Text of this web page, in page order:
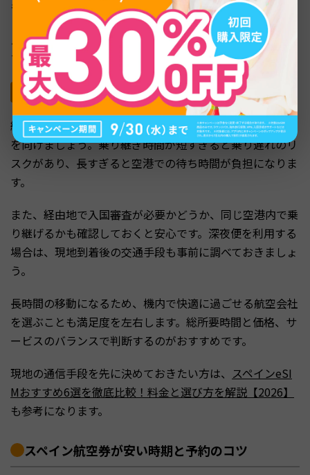
も組みやすくなっています。
スペイン国内の地方都市へ向かう場合も、ヨーロッパのハ
ブを経由すると接続便が見つけやすい傾向があります。
経由便を選ぶときのポイント
経由便を選ぶときは、価格だけでなく乗り継ぎ時間にも目
を向けましょう。乗り継ぎ時間が短すぎると乗り遅れのリ
スクがあり、長すぎると空港での待ち時間が負担になりま
す。
また、経由地で入国審査が必要かどうか、同じ空港内で乗
り継げるかも確認しておくと安心です。深夜便を利用する
場合は、現地到着後の交通手段も事前に調べておきましょ
う。
長時間の移動になるため、機内で快適に過ごせる航空会社
を選ぶことも満足度を左右します。総所要時間と価格、サ
ービスのバランスで判断するのがおすすめです。
現地の通信手段を先に決めておきたい方は、 スペインeSI
Mおすすめ6選を徹底比較！料金と選び方を解説【2026】
も参考になります。
スペイン航空券が安い時期と予約のコツ